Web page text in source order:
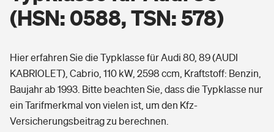
Erwerbsunfähigkeitsversicherung
Grundfähigkeitsversicherung
Arbeitsrechtsschutz
Berufshaftpflichtversicherung
Wohnen
Freizeit
Pri­vate Haft­pflicht­
Gesundheit
(HSN: 0588, TSN: 578)
Hier erfahren Sie die Typklasse für Audi 80, 89 (AUDI
KABRIOLET), Cabrio, 110 kW, 2598 ccm, Kraftstoff: Benzin,
Baujahr ab 1993. Bitte beachten Sie, dass die Typklasse nur
ein Tarifmerkmal von vielen ist, um den Kfz-
Versicherungsbeitrag zu berechnen.